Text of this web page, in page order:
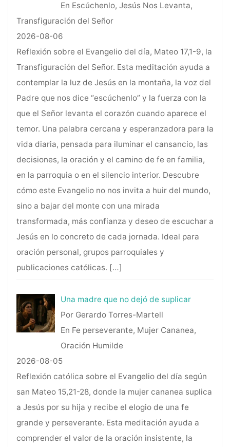
En Escúchenlo, Jesús Nos Levanta,
Transfiguración del Señor
2026-08-06
Reflexión sobre el Evangelio del día, Mateo 17,1-9, la
Transfiguración del Señor. Esta meditación ayuda a
contemplar la luz de Jesús en la montaña, la voz del
Padre que nos dice “escúchenlo” y la fuerza con la
que el Señor levanta el corazón cuando aparece el
temor. Una palabra cercana y esperanzadora para la
vida diaria, pensada para iluminar el cansancio, las
decisiones, la oración y el camino de fe en familia,
en la parroquia o en el silencio interior. Descubre
cómo este Evangelio no nos invita a huir del mundo,
sino a bajar del monte con una mirada
transformada, más confianza y deseo de escuchar a
Jesús en lo concreto de cada jornada. Ideal para
oración personal, grupos parroquiales y
publicaciones católicas. […]
Una madre que no dejó de suplicar
Por Gerardo Torres-Martell
En Fe perseverante, Mujer Cananea,
Oración Humilde
2026-08-05
Reflexión católica sobre el Evangelio del día según
san Mateo 15,21-28, donde la mujer cananea suplica
a Jesús por su hija y recibe el elogio de una fe
grande y perseverante. Esta meditación ayuda a
comprender el valor de la oración insistente, la